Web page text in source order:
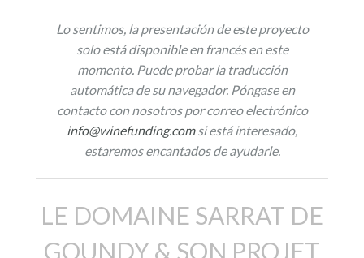
Lo sentimos, la presentación de este proyecto
solo está disponible en francés en este
momento. Puede probar la traducción
automática de su navegador. Póngase en
contacto con nosotros por correo electrónico
info@winefunding.comsi está interesado,
estaremos encantados de ayudarle.
LE DOMAINE SARRAT DE
GOUNDY & SON PROJET